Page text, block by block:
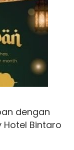
dengan
Hotel Bintaro